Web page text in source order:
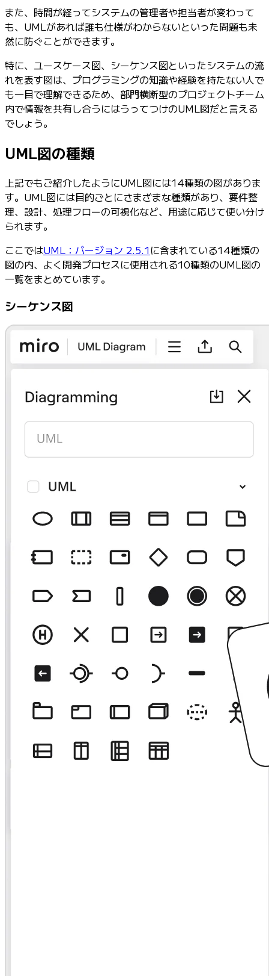
また、時間が経ってシステムの管理者や担当者が変わって
も、UMLがあれば誰も仕様がわからないといった問題も未
然に防ぐことができます。
特に、ユースケース図、シーケンス図といったシステムの流
れを表す図は、プログラミングの知識や経験を持たない人で
も一目で理解できるため、部門横断型のプロジェクトチーム
内で情報を共有し合うにはうってつけのUML図だと言える
でしょう。
UML図の種類
上記でもご紹介したようにUML図には14種類の図がありま
す。UML図には目的ごとにさまざまな種類があり、要件整
理、設計、処理フローの可視化など、用途に応じて使い分け
られます。
ここではUML：バージョン 2.5.1 に含まれている14種類の
図の内、よく開発プロセスに使用される10種類のUML図の
一覧をまとめています。
シーケンス図